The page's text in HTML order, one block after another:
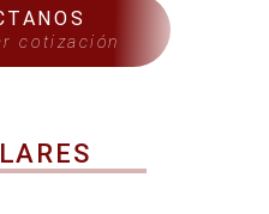
cotización